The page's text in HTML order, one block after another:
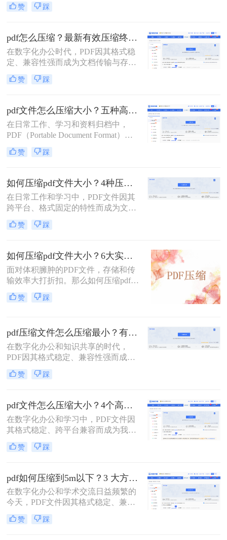
常常会遇到一个令人头疼的问题：一
清图片、复杂图表或嵌入字体而体积
庞大，动辄几十兆甚至上百兆。无论
是通过电子邮件发送（通常有附件大
小限制）、上传至学习平台还是提交
至企业系统，文件大小限制（如常见
的5MB）往往是一道难以逾越的关
5M呢？
赞 踩
pdf怎么压缩？最新有效压缩终极指南！
在数字化办公时代，PDF因其格式稳
定、兼容性强而成为文档传输与存档
的首选。然而，高分辨率图片、嵌入
字体和多媒体内容也使得PDF文件体
送、云端存储和即时分享带来了巨大
困扰。如何高效、无损（或视觉无
损）地压缩PDF，成为一个普遍需
求。那么pdf怎么压缩呢？
赞 踩
pdf文件怎么压缩大小？五种高效方法全面解析与实战！
在日常工作、学习和资料归档中，
PDF（Portable Document Format）因
其跨平台、格式固定的特性而成为最
常用的文件格式之一。然而，随之而
不仅占用存储空间，更在邮件发送、
即时通讯传输和网页上传时带来诸多
不便。如何在不显著损失质量的前提
下，有效“瘦身”PDF文件，已成为一
项必备技能。
赞 踩
如何压缩pdf文件大小？4种压缩方法详解！
在日常工作和学习中，PDF文件因其
跨平台、格式固定的特性而成为文档
交换的首选格式。然而，过大的PDF
文件常常带来诸多不便，无论是通过
存储在有限的设备空间中，都会遇到
限制。因此，掌握如何压缩pdf文件大
小的技能显得至关重要。
赞 踩
如何压缩pdf文件大小？6大实用压缩方案深度解析！
面对体积臃肿的PDF文件，存储和传
输效率大打折扣。那么如何压缩pdf文
件大小呢？本文为您梳理6种主流压
缩方案，从原理到实操，助您轻松掌
赞 踩
pdf压缩文件怎么压缩最小？有效压缩方法终极指南！
在数字化办公和知识共享的时代，
PDF因其格式稳定、兼容性强而成为
文档传输的首选。然而，庞大的PDF
文件时常为我们带来困扰：邮箱附件
下载耗时、设备存储空间告急。pdf压
缩文件怎么压缩最小，成为许多人迫
切需要的技能。
赞 踩
pdf文件怎么压缩大小？4个高效传输与存储方法详解！
在数字化办公和学习中，PDF文件因
其格式稳定、跨平台兼容而成为我们
日常交流的首选格式。然而，过大的
PDF文件——无论是包含大量高分辨
书，还是设计精美的产品手册——都
会给邮件发送、云端存储和即时传输
带来诸多不便。幸运的是，通过一系
列高效的方法，我们可以显著减小
PDF文件的体积，而无需牺牲过多的
可读性。那么pdf文件怎么压缩大小
赞 踩
pdf如何压缩到5m以下？3 大方法手把手教，轻松过平台限制！
在数字化办公和学术交流日益频繁的
今天，PDF文件因其格式稳定、兼容
性强而成为我们传递信息的主要载
体。然而，一个棘手的问题常常困扰
赞 踩